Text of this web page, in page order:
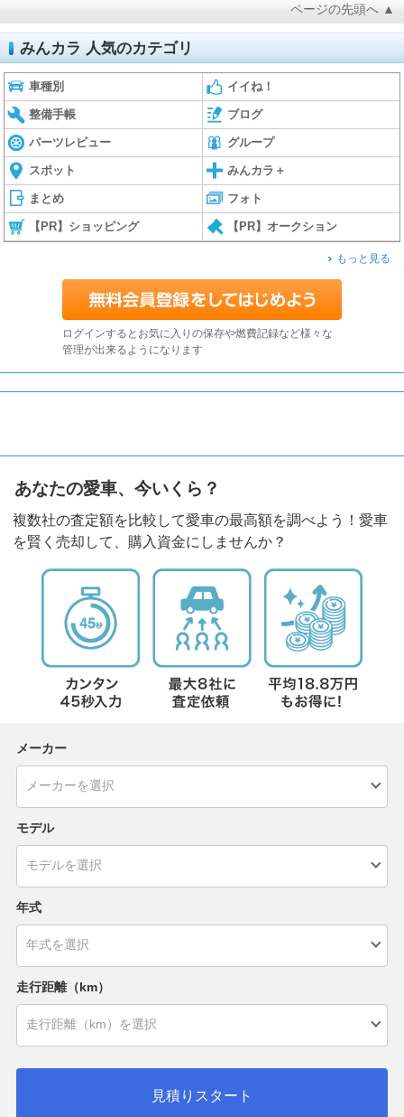
ページの先頭へ ▲
みんカラ 人気のカテゴリ
車種別 イイね！
整備手帳 ブログ
パーツレビュー グループ
スポット みんカラ＋
まとめ フォト
【PR】ショッピング 【PR】オークション
もっと見る
ログインするとお気に入りの保存や燃費記録など様々な
管理が出来るようになります
あなたの愛車、今いくら？
複数社の査定額を比較して愛車の最高額を調べよう！愛車
を賢く売却して、購入資金にしませんか？
メーカー
モデル
年式
走行距離（km）
見積りスタート